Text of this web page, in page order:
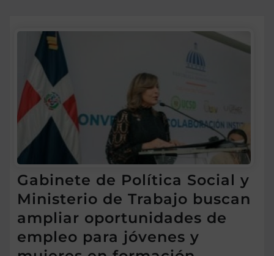
Gabinete de Política Social y
Ministerio de Trabajo buscan
ampliar oportunidades de
empleo para jóvenes y